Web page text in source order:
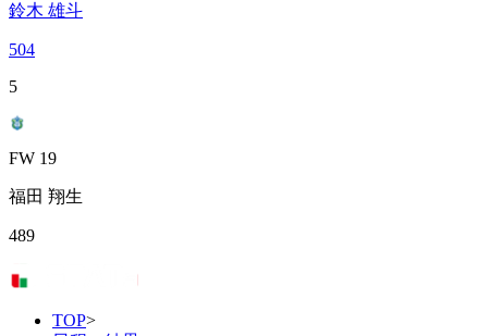
鈴木 雄斗
504
5
FW 19
福田 翔生
489
TOP>